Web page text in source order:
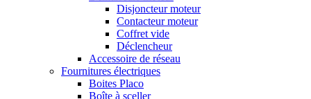
Disjoncteur moteur
Contacteur moteur
Coffret vide
Déclencheur
Accessoire de réseau
Fournitures électriques
Boites Placo
Boîte à sceller